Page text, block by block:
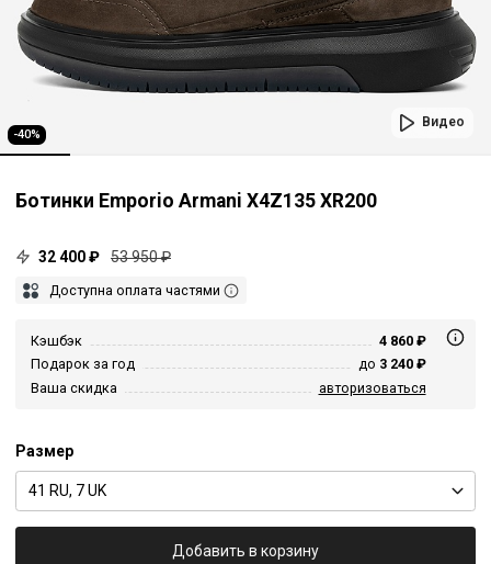
-40%
Видео
Ботинки Emporio Armani X4Z135 XR200
32 400 ₽ 53 950 ₽
Доступна оплата частями
Кэшбэк
4 860 ₽
Подарок за год
до 3 240 ₽
Ваша скидка
авторизоваться
Размер
41 RU, 7 UK
Добавить в корзину